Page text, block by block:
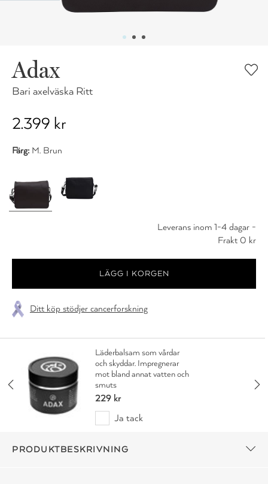
Adax
Bari axelväska Ritt
2.399 kr
Färg: M. Brun
Leverans inom 1-4 dagar -
Frakt 0 kr
Ditt köp stödjer cancerforskning
Läderbalsam som vårdar
och skyddar. Impregnerar
mot bland annat vatten och
smuts
229 kr
Ja tack
PRODUKTBESKRIVNING